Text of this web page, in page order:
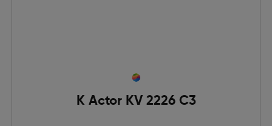
K Actor KV 2226 C3